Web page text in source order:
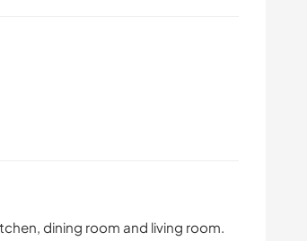
dining room and living room.